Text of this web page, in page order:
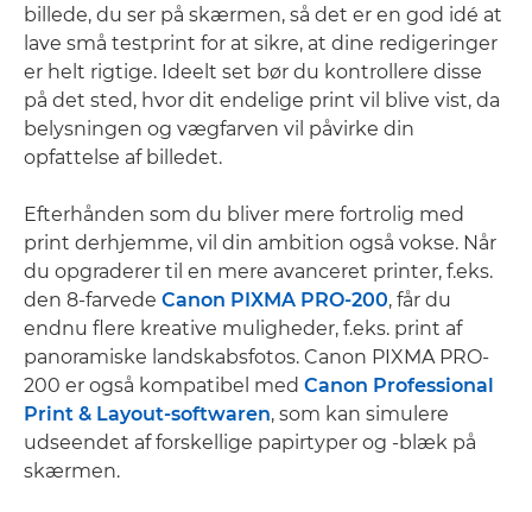
billede, du ser på skærmen, så det er en god idé at
lave små testprint for at sikre, at dine redigeringer
er helt rigtige. Ideelt set bør du kontrollere disse
på det sted, hvor dit endelige print vil blive vist, da
belysningen og vægfarven vil påvirke din
opfattelse af billedet.
Efterhånden som du bliver mere fortrolig med
print derhjemme, vil din ambition også vokse. Når
du opgraderer til en mere avanceret printer, f.eks.
den 8-farvede Canon PIXMA PRO-200, får du
endnu flere kreative muligheder, f.eks. print af
panoramiske landskabsfotos. Canon PIXMA PRO-
200 er også kompatibel med Canon Professional
Print & Layout-softwaren, som kan simulere
udseendet af forskellige papirtyper og -blæk på
skærmen.